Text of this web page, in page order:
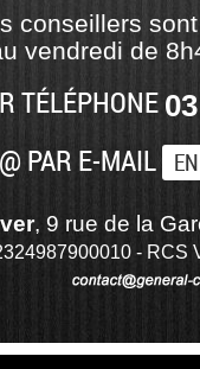
conseillers
vendredi de
TÉLÉPHONE
@ PAR E-MAIL
, 9 rue de la
- RCS